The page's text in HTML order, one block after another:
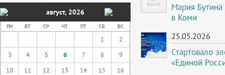
август, 2026
ПН ВТ СР ЧТ ПТ СБ ВС
1
2
3
4 5 6 7 8
9
10
11 12 13 14 15
16
Мария Бутина
в Коми
25.05.2026
Стартовало
«Единой